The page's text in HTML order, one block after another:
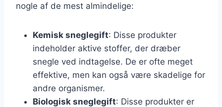
nogle af de mest almindelige:
Kemisk sneglegift: Disse produkter
indeholder aktive stoffer, der dræber
snegle ved indtagelse. De er ofte meget
effektive, men kan også være skadelige for
andre organismer.
Biologisk sneglegift: Disse produkter er